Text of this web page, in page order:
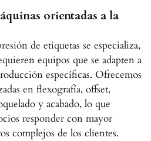
orientadas a la
de etiquetas se especializa,
equipos que se adapten a
específicas. Ofrecemos
en flexografía, offset,
y acabado, lo que
responder con mayor
complejos de los clientes.